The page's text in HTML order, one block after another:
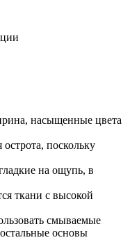
насыщенные цвета
поскольку
на ощупь, в
ткани с высокой
смываемые
основы